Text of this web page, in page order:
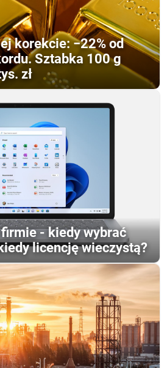
korekcie: −22% od
Sztabka 100 g
zł
- kiedy wybrać
licencję wieczystą?